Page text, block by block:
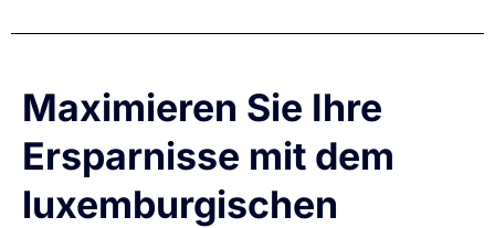
Maximieren Sie Ihre
Ersparnisse mit dem
luxemburgischen